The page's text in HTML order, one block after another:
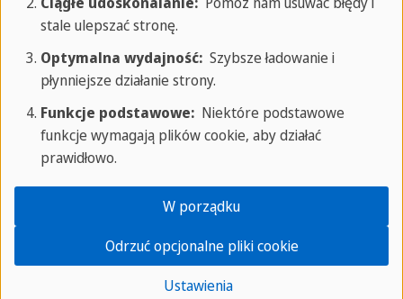
stale ulepszać stronę.
Optymalna wydajność:Szybsze ładowanie i
płynniejsze działanie strony.
Funkcje podstawowe:Niektóre podstawowe
funkcje wymagają plików cookie, aby działać
prawidłowo.
Ustawienia
Odrzuć opcjonalne pliki cookie
W porządku